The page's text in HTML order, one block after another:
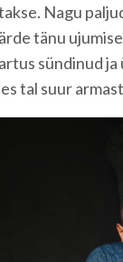
Nagu
tänu
sündinud
tal suur